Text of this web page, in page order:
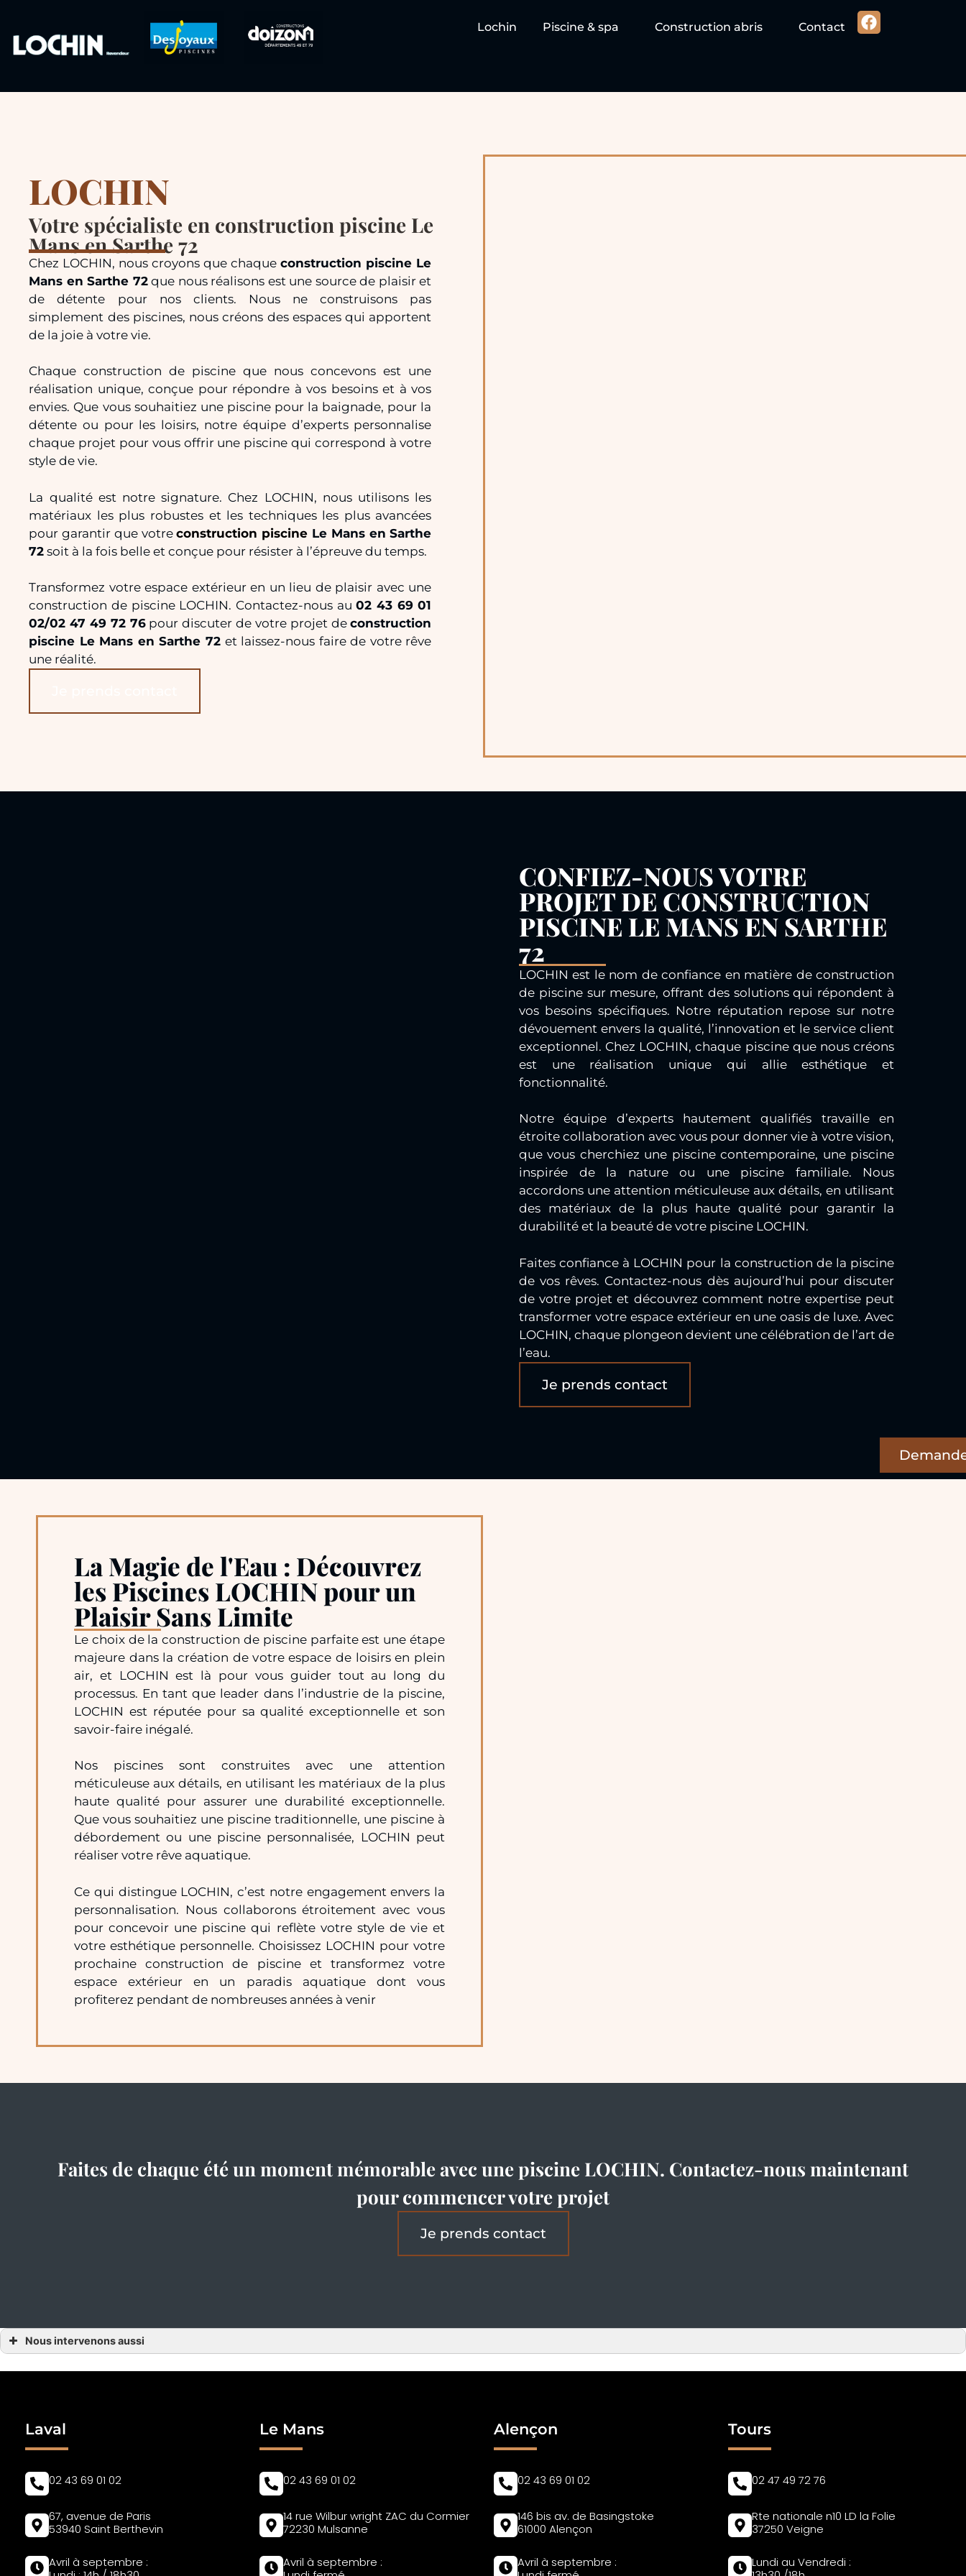
Lochin Piscine & spa Construction abris Contact
LOCHIN
Votre spécialiste en construction piscine Le
Mans en Sarthe 72
Chez LOCHIN, nous croyons que chaqueconstruction piscine Le
Mans en Sarthe 72que nous réalisons est une source de plaisir et
de détente pour nos clients. Nous ne construisons pas
simplement des piscines, nous créons des espaces qui apportent
de la joie à votre vie.
Chaque construction de piscine que nous concevons est une
réalisation unique, conçue pour répondre à vos besoins et à vos
envies. Que vous souhaitiez une piscine pour la baignade, pour la
détente ou pour les loisirs, notre équipe d’experts personnalise
chaque projet pour vous offrir une piscine qui correspond à votre
style de vie.
La qualité est notre signature. Chez LOCHIN, nous utilisons les
matériaux les plus robustes et les techniques les plus avancées
pour garantir que votreconstruction piscine Le Mans en Sarthe
72 soit à la fois belle et conçue pour résister à l’épreuve du temps.
Transformez votre espace extérieur en un lieu de plaisir avec une
construction de piscine LOCHIN. Contactez-nous au02 43 69 01
02/02 47 49 72 76pour discuter de votre projet deconstruction
piscine Le Mans en Sarthe 72 et laissez-nous faire de votre rêve
une réalité.
CONFIEZ-NOUS VOTRE
PROJET DE CONSTRUCTION
PISCINE LE MANS EN SARTHE
72
LOCHIN est le nom de confiance en matière de construction
de piscine sur mesure, offrant des solutions qui répondent à
vos besoins spécifiques. Notre réputation repose sur notre
dévouement envers la qualité, l’innovation et le service client
exceptionnel. Chez LOCHIN, chaque piscine que nous créons
est une réalisation unique qui allie esthétique et
fonctionnalité.
Notre équipe d’experts hautement qualifiés travaille en
étroite collaboration avec vous pour donner vie à votre vision,
que vous cherchiez une piscine contemporaine, une piscine
inspirée de la nature ou une piscine familiale. Nous
accordons une attention méticuleuse aux détails, en utilisant
des matériaux de la plus haute qualité pour garantir la
durabilité et la beauté de votre piscine LOCHIN.
Faites confiance à LOCHIN pour la construction de la piscine
de vos rêves. Contactez-nous dès aujourd’hui pour discuter
de votre projet et découvrez comment notre expertise peut
transformer votre espace extérieur en une oasis de luxe. Avec
LOCHIN, chaque plongeon devient une célébration de l’art de
l’eau.
Je prends contact
La Magie de l'Eau : Découvrez
les Piscines LOCHIN pour un
Plaisir Sans Limite
Le choix de la construction de piscine parfaite est une étape
majeure dans la création de votre espace de loisirs en plein
air, et LOCHIN est là pour vous guider tout au long du
processus. En tant que leader dans l’industrie de la piscine,
LOCHIN est réputée pour sa qualité exceptionnelle et son
savoir-faire inégalé.
Nos piscines sont construites avec une attention
méticuleuse aux détails, en utilisant les matériaux de la plus
haute qualité pour assurer une durabilité exceptionnelle.
Que vous souhaitiez une piscine traditionnelle, une piscine à
débordement ou une piscine personnalisée, LOCHIN peut
réaliser votre rêve aquatique.
Ce qui distingue LOCHIN, c’est notre engagement envers la
personnalisation. Nous collaborons étroitement avec vous
pour concevoir une piscine qui reflète votre style de vie et
votre esthétique personnelle. Choisissez LOCHIN pour votre
prochaine construction de piscine et transformez votre
espace extérieur en un paradis aquatique dont vous
profiterez pendant de nombreuses années à venir
Faites de chaque été un moment mémorable avec une piscine LOCHIN. Contactez-nous maintenant
pour commencer votre projet
Je prends contact
Nous intervenons aussi
Construction piscine 53
Construction piscine Le Mans
Laval
02 43 69 01 02
67, avenue de Paris
53940 Saint Berthevin
Avril à septembre :
Le Mans
02 43 69 01 02
14 rue Wilbur wright ZAC du Cormier
72230 Mulsanne
Avril à septembre :
Alençon
02 43 69 01 02
146 bis av. de Basingstoke
61000 Alençon
Avril à septembre :
Tours
02 47 49 72 76
Rte nationale n10 LD la Folie
37250 Veigne
Lundi au Vendredi :